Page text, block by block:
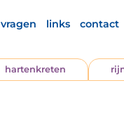
vragen links contact
hartenkreten